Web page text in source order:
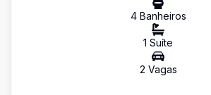
4Banheiros
1 Suíte
2 Vagas